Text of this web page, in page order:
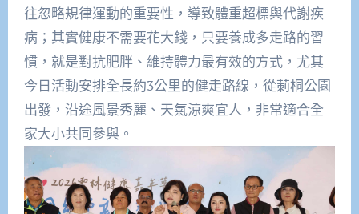
往忽略規律運動的重要性，導致體重超標與代謝疾
病；其實健康不需要花大錢，只要養成多走路的習
慣，就是對抗肥胖、維持體力最有效的方式，尤其
今日活動安排全長約3公里的健走路線，從莿桐公園
出發，沿途風景秀麗、天氣涼爽宜人，非常適合全
家大小共同參與。